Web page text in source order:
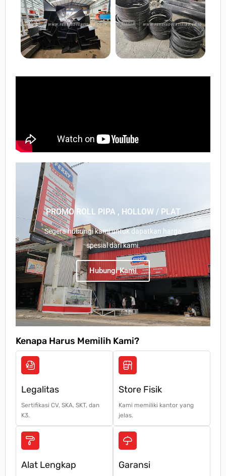
PROMO ROLL PIPA , HOLLOW / PLAT
Segera hubungi kami untuk dapatkan harga
spesial dari kami.
Hubungi Kami
Kenapa Harus Memilih Kami?
Legalitas
Sertifikasi CV, SKA, SKT, dan
K3.
Store Fisik
Kami memiliki kantor yang
jelas.
Alat Lengkap Garansi